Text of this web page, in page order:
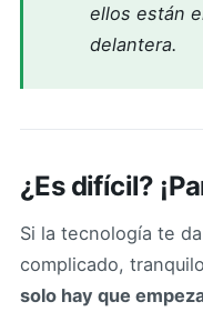
ellos están
delantera.
¿Es difícil?
Si la tecnología te
complicado,
solo hay que